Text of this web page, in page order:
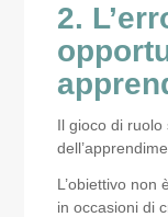
2.
Il gioco di ruolo
L’obiettivo non
in occasioni di